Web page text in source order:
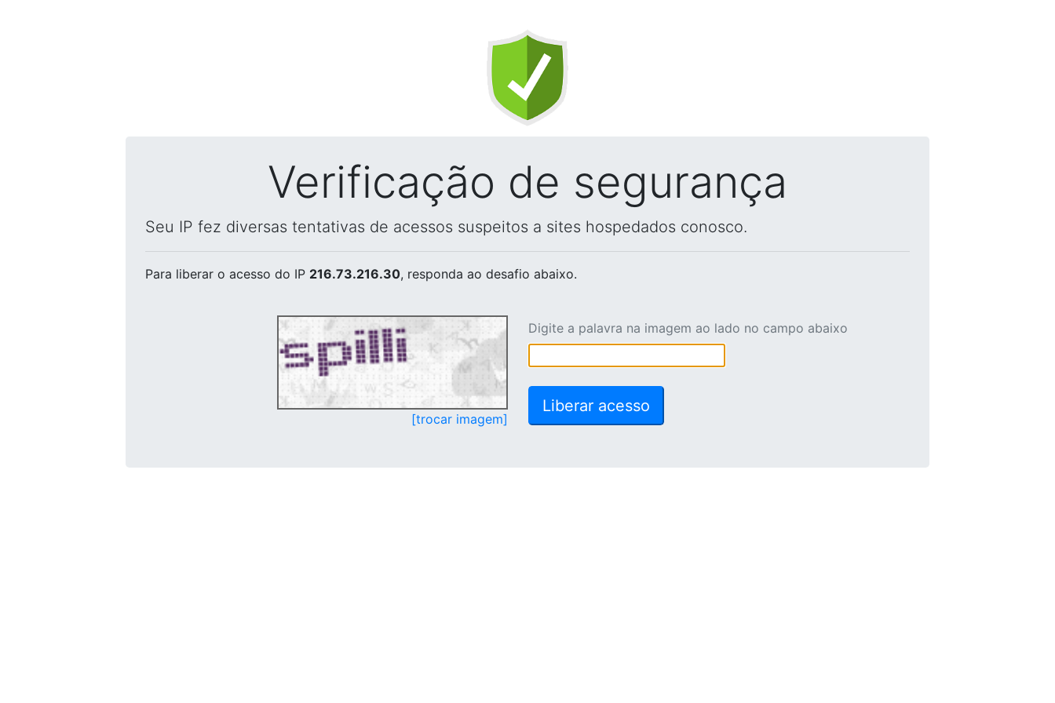
Verificação de segurança
Seu IP fez diversas tentativas de acessos suspeitos a sites hospedados conosco.
Para liberar o acesso do IP 216.73.216.30, responda ao desafio abaixo.
[trocar imagem]
Digite a palavra na imagem ao lado no campo abaixo